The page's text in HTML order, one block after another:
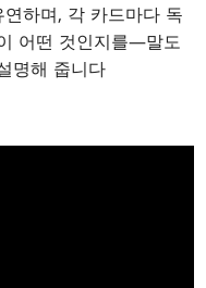
하며, 각 카드마다 독
어떤 것인지를—말도
명해 줍니다